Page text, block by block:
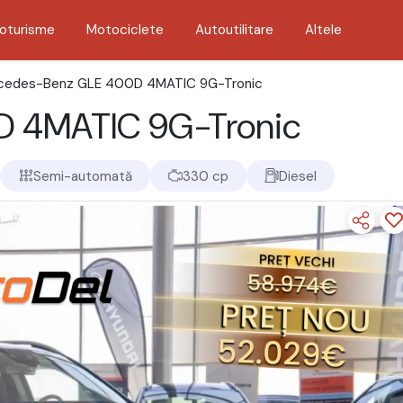
Motociclete Autoutilitare Altele
Benz GLE 400D 4MATIC 9G-Tronic
4MATIC 9G-Tronic
Semi-automată 330 cp Diesel